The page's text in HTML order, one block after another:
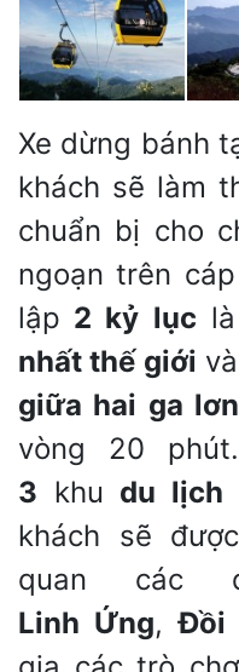
Xe dừng bánh
khách sẽ làm
chuẩn bị cho
ngoạn trên
lập 2 kỷ lục là
nhất thế giới và
giữa hai ga
vòng 20
3 khu du lịch
khách sẽ
quan các
Linh Ứng,Đồi